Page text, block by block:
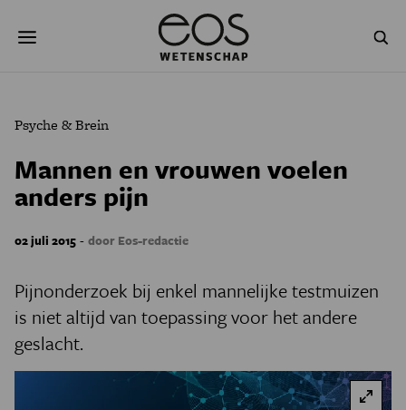
naar
NATUURWETENSCHAPPEN
PSYCHE & BREIN
PODCAST
JONGE UITDAGERS
Psyche & Brein
Mannen en vrouwen voelen
anders pijn
02 juli 2015 - door Eos-redactie
Pijnonderzoek bij enkel mannelijke testmuizen
is niet altijd van toepassing voor het andere
geslacht.